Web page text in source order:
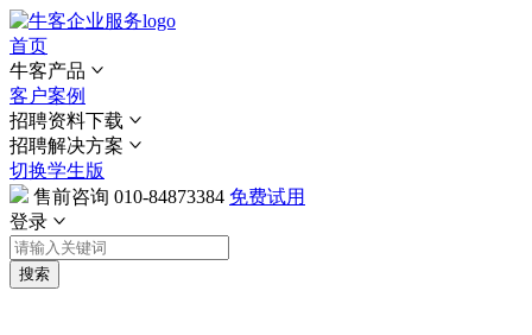
首页
牛客产品
客户案例
招聘资料下载
招聘解决方案
切换学生版
售前咨询 010-84873384 免费试用
登录
搜索